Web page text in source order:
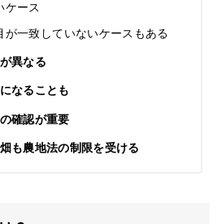
ケース
が一致していないケースもある
異なる
なることも
確認が重要
も農地法の制限を受ける